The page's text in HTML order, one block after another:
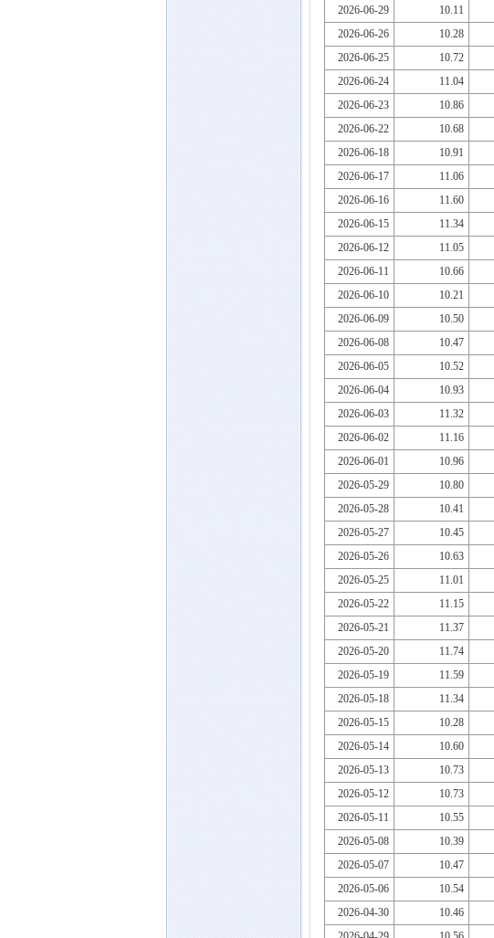
2026-06-29
10.11
2026-06-26
10.28
2026-06-25
10.72
2026-06-24
11.04
2026-06-23
10.86
2026-06-22
10.68
2026-06-18
10.91
2026-06-17
11.06
2026-06-16
11.60
2026-06-15
11.34
2026-06-12
11.05
2026-06-11
10.66
2026-06-10
10.21
2026-06-09
10.50
2026-06-08
10.47
2026-06-05
10.52
2026-06-04
10.93
2026-06-03
11.32
2026-06-02
11.16
2026-06-01
10.96
2026-05-29
10.80
2026-05-28
10.41
2026-05-27
10.45
2026-05-26
10.63
2026-05-25
11.01
2026-05-22
11.15
2026-05-21
11.37
2026-05-20
11.74
2026-05-19
11.59
2026-05-18
11.34
2026-05-15
10.28
2026-05-14
10.60
2026-05-13
10.73
2026-05-12
10.73
2026-05-11
10.55
2026-05-08
10.39
2026-05-07
10.47
2026-05-06
10.54
2026-04-30
10.46